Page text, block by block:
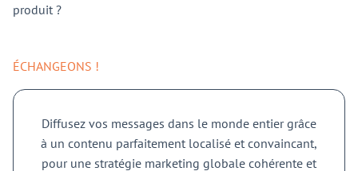
produit ?
ÉCHANGEONS !
Diffusez vos messages dans le monde entier grâce
à un contenu parfaitement localisé et convaincant,
pour une stratégie marketing globale cohérente et